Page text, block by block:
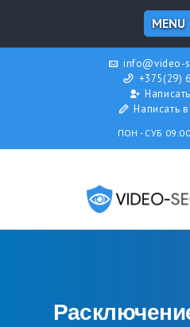
MENU
info@video-
+375(29)
Написать
ПОН - СУБ